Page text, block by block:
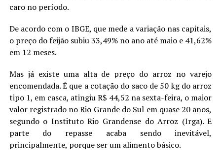
caro no período.
De acordo com o IBGE, que mede a variação nas capitais,
o preço do feijão subiu 33,49% no ano até maio e 41,62%
em 12 meses.
Mas já existe uma alta de preço do arroz no varejo
encomendada. É que a cotação do saco de 50 kg do arroz
tipo 1, em casca, atingiu R$ 44,52 na sexta-feira, o maior
valor registrado no Rio Grande do Sul em quase 20 anos,
segundo o Instituto Rio Grandense do Arroz (Irga). E
parte do repasse acaba sendo inevitável,
principalmente, porque ser um alimento básico.